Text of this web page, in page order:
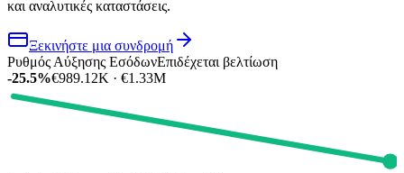
και αναλυτικές καταστάσεις.
Ξεκινήστε μια συνδρομή
Ρυθμός Αύξησης ΕσόδωνΕπιδέχεται βελτίωση
-25.5%€989.12K · €1.33M